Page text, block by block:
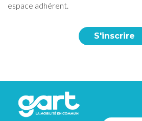
espace adhérent.
S'inscrire